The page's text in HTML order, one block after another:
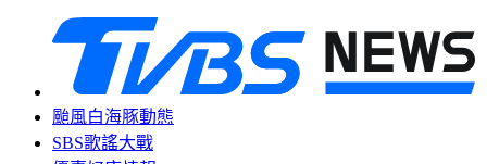
颱風白海豚動態
SBS歌謠大戰